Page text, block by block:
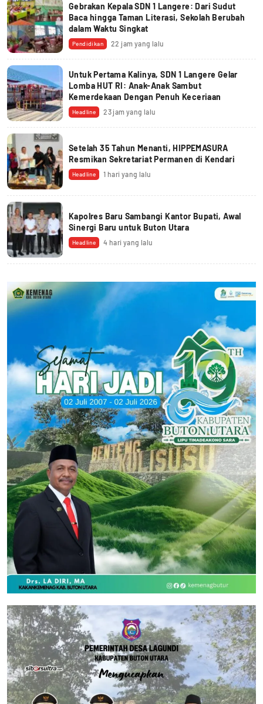
Gebrakan Kepala SDN 1 Langere: Dari Sudut
Baca hingga Taman Literasi, Sekolah Berubah
dalam Waktu Singkat
Pendidikan 22 jam yang lalu
Untuk Pertama Kalinya, SDN 1 Langere Gelar
Lomba HUT RI: Anak-Anak Sambut
Kemerdekaan Dengan Penuh Keceriaan
Headline 23 jam yang lalu
Setelah 35 Tahun Menanti, HIPPEMASURA
Resmikan Sekretariat Permanen di Kendari
Headline 1 hari yang lalu
Kapolres Baru Sambangi Kantor Bupati, Awal
Sinergi Baru untuk Buton Utara
Headline 4 hari yang lalu